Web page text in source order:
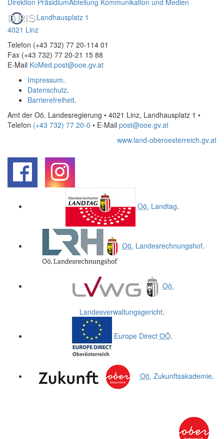
Direktion PräsidiumAbteilung Kommunikation und Medien
Landhausplatz 1
4021 Linz
Telefon (+43 732) 77 20-114 01
Fax (+43 732) 77 20-21 15 88
E-Mail KoMed.post@ooe.gv.at
Impressum.
Datenschutz.
Barrierefreiheit.
Amt der Oö. Landesregierung • 4021 Linz, Landhausplatz 1 •
Telefon (+43 732) 77 20-0 • E-Mail post@ooe.gv.at
www.land-oberoesterreich.gv.at
Oö. Landtag.
Oö. Landesrechnungshof.
Oö.
Landesverwaltungsgericht.
Europe Direct OÖ.
Oö. Zukunftsakademie.